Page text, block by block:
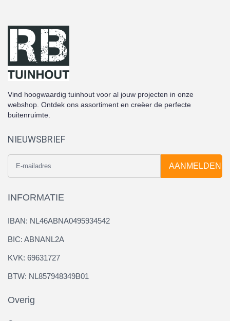
Vind hoogwaardig tuinhout voor al jouw projecten in onze
webshop. Ontdek ons assortiment en creëer de perfecte
buitenruimte.
NIEUWSBRIEF
AANMELDEN
INFORMATIE
IBAN: NL46ABNA0495934542
BIC: ABNANL2A
KVK: 69631727
BTW: NL857948349B01
Overig